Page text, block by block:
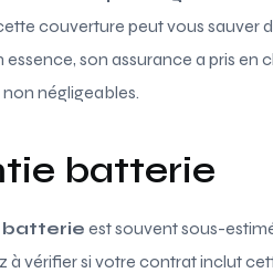
couverture peut vous sauver
essence, son assurance a pris
négligeables.
batterie
est souvent sous-
à vérifier si votre contrat inclut